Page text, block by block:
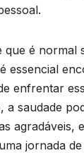
que é normal
essencial
enfrentar
a saudade
agradáveis,
jornada